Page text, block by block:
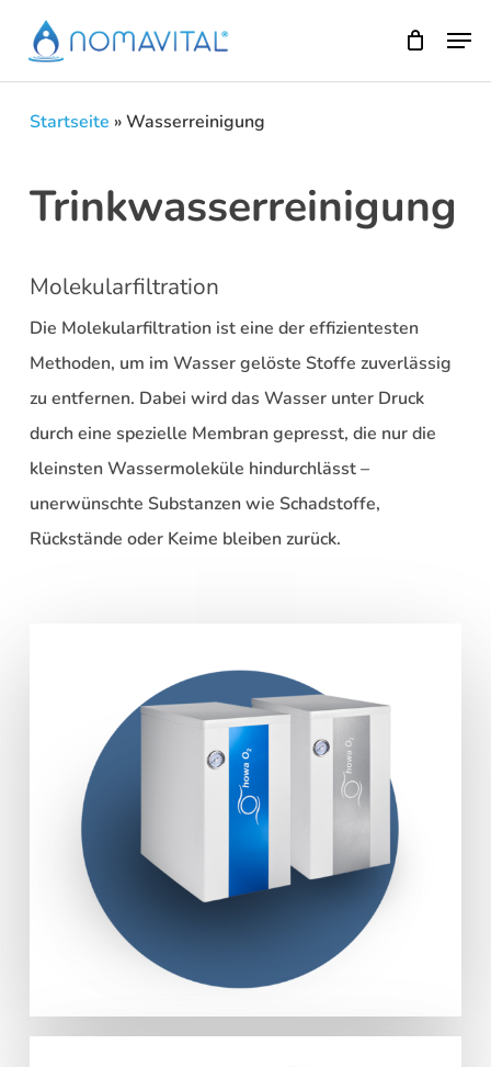
main
contentStartseite »Wasserreinigung
Trinkwasserreinigung
Molekularfiltration
Die Molekularfiltration ist eine der effizientesten
Methoden, um im Wasser gelöste Stoffe zuverlässig
zu entfernen. Dabei wird das Wasser unter Druck
durch eine spezielle Membran gepresst, die nur die
kleinsten Wassermoleküle hindurchlässt –
unerwünschte Substanzen wie Schadstoffe,
Rückstände oder Keime bleiben zurück.